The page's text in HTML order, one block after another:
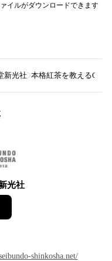
イルがダウンロードできます
新光社 本格紅茶を教える
光社
shinkosha.net/